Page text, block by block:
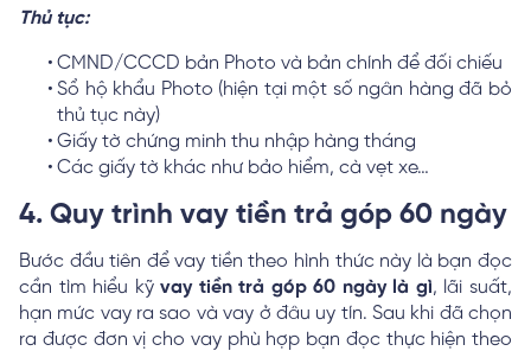
Thủ tục:
CMND/CCCD bản Photo và bản chính để đối chiếu
Sổ hộ khẩu Photo (hiện tại một số ngân hàng đã bỏ
thủ tục này)
Giấy tờ chứng minh thu nhập hàng tháng
Các giấy tờ khác như bảo hiểm, cà vẹt xe…
4. Quy trình vay tiền trả góp 60 ngày
Bước đầu tiên để vay tiền theo hình thức này là bạn đọc
cần tìm hiểu kỹvay tiền trả góp 60 ngày là gì, lãi suất,
hạn mức vay ra sao và vay ở đâu uy tín. Sau khi đã chọn
ra được đơn vị cho vay phù hợp bạn đọc thực hiện theo